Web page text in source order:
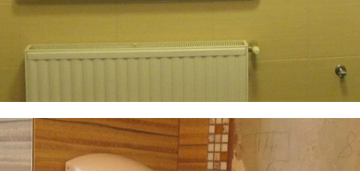
Фотографии плиточных работ, туалет в кафе